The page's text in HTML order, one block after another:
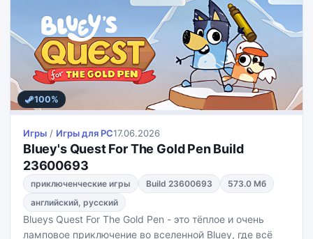
100%
Игры / Игры для PС17.06.2026
Bluey's Quest For The Gold Pen Build
23600693
приключенческие игры Build 23600693
573.0 Мб
английский, русский
Blueys Quest For The Gold Pen - это тёплое и очень
ламповое приключение во вселенной Bluey, где всё